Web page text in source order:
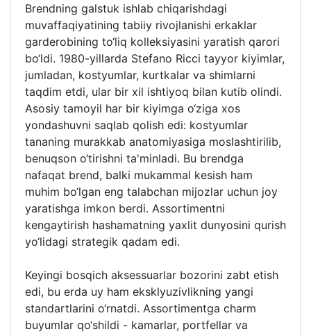
Brendning galstuk ishlab chiqarishdagi
muvaffaqiyatining tabiiy rivojlanishi erkaklar
garderobining to‘liq kolleksiyasini yaratish qarori
bo‘ldi. 1980-yillarda Stefano Ricci tayyor kiyimlar,
jumladan, kostyumlar, kurtkalar va shimlarni
taqdim etdi, ular bir xil ishtiyoq bilan kutib olindi.
Asosiy tamoyil har bir kiyimga o‘ziga xos
yondashuvni saqlab qolish edi: kostyumlar
tananing murakkab anatomiyasiga moslashtirilib,
benuqson o‘tirishni ta'minladi. Bu brendga
nafaqat brend, balki mukammal kesish ham
muhim bo‘lgan eng talabchan mijozlar uchun joy
yaratishga imkon berdi. Assortimentni
kengaytirish hashamatning yaxlit dunyosini qurish
yo‘lidagi strategik qadam edi.
Keyingi bosqich aksessuarlar bozorini zabt etish
edi, bu erda uy ham eksklyuzivlikning yangi
standartlarini o‘rnatdi. Assortimentga charm
buyumlar qo‘shildi - kamarlar, portfellar va